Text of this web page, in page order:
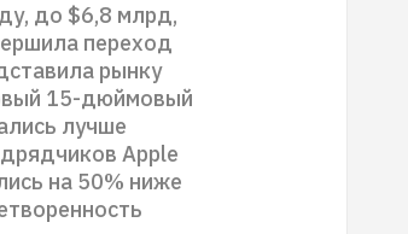
до $6,8 млрд,
переход
рынку
15-дюймовый
лучше
Apple
на 50% ниже